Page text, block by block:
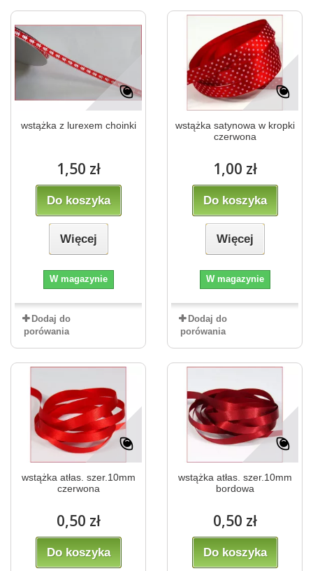
wstążka z lurexem choinki
1,50 zł
Do koszyka
Więcej
W magazynie
Dodaj do
porówania
wstążka satynowa w kropki
czerwona
1,00 zł
Do koszyka
Więcej
W magazynie
Dodaj do
porówania
wstążka atłas. szer.10mm
czerwona
0,50 zł
Do koszyka
wstążka atłas. szer.10mm
bordowa
0,50 zł
Do koszyka